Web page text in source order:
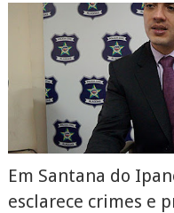
Em Santana do
esclarece crimes e